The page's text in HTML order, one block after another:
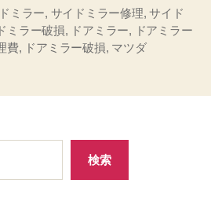
ミラー, サイドミラー修理,サイド
ミラー破損, ドアミラー, ドアミラー
費, ドアミラー破損, マツダ
検索